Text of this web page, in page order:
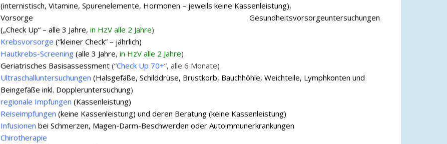
(internistisch, Vitamine, Spurenelemente, Hormonen – jeweils keine Kassenleistung),
Vorsorge
Gesundheitsvorsorgeuntersuchungen
(„Check Up“ – alle 3 Jahre, in HzV alle 2 Jahre)
Krebsvorsorge (“kleiner Check” – jährlich)
Hautkrebs-Screening (alle 3 Jahre, in HzV alle 2 Jahre)
Geriatrisches Basisassessment (“Check Up 70+“, alle 6 Monate)
Ultraschalluntersuchungen (Halsgefäße, Schilddrüse, Brustkorb, Bauchhöhle, Weichteile, Lymphkonten und
Beingefäße inkl. Doppleruntersuchung)
regionale Impfungen (Kassenleistung)
Reiseimpfungen (keine Kassenleistung) und deren Beratung (keine Kassenleistung)
Infusionen bei Schmerzen, Magen-Darm-Beschwerden oder Autoimmunerkrankungen
Chirotherapie